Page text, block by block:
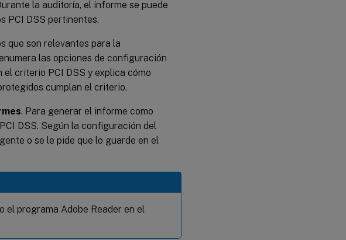
la auditoría, el informe se puede
PCI DSS pertinentes.
que son relevantes para la
las opciones de configuración
criterio PCI DSS y explica cómo
cumplan el criterio.
. Para generar el informe como
DSS. Según la configuración del
o se le pide que lo guarde en el
el programa Adobe Reader en el